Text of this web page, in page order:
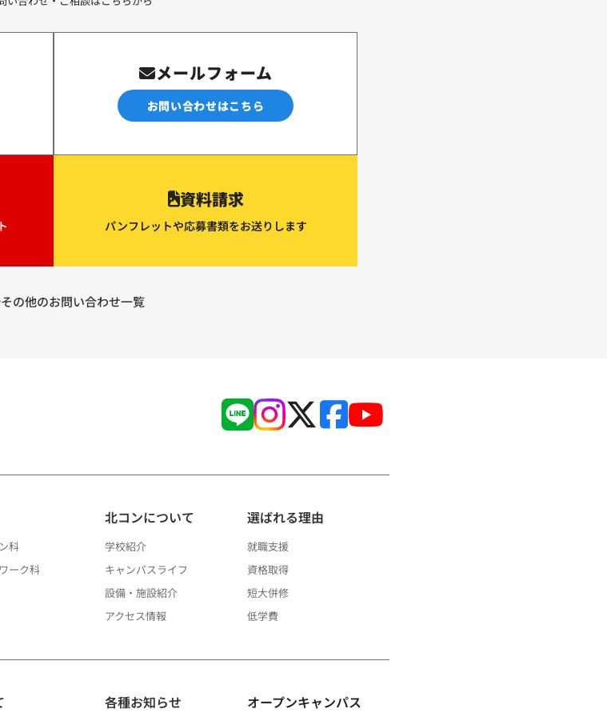
メールフォーム
お問い合わせはこちら
資料請求
パンフレットや応募書類をお送りします
その他のお問い合わせ一覧
科
ーク科
北コンについて
学校紹介
キャンパスライフ
設備・施設紹介
アクセス情報
選ばれる理由
就職支援
資格取得
短大併修
低学費
各種お知らせ オープンキャンパス